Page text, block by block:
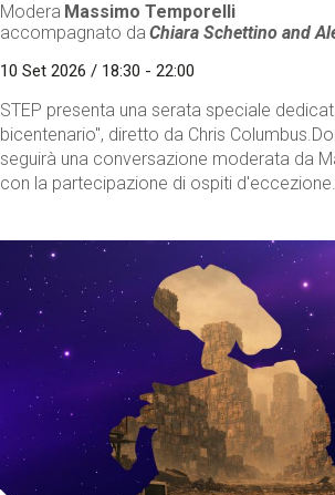
Modera Massimo Temporelli
accompagnato da Chiara Schettino and
10 Set 2026 / 18:30 - 22:00
STEP presenta una serata speciale
bicentenario", diretto da Chris
seguirà una conversazione moderata da
con la partecipazione di ospiti d'eccezione.